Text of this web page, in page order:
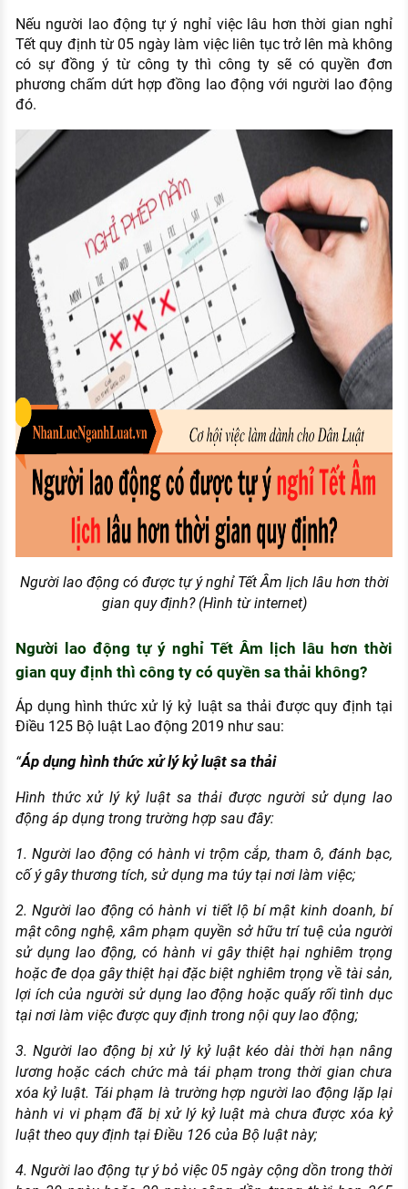
Nếu người lao động tự ý nghỉ việc lâu hơn thời gian nghỉ
Tết quy định từ 05 ngày làm việc liên tục trở lên mà không
có sự đồng ý từ công ty thì công ty sẽ có quyền đơn
phương chấm dứt hợp đồng lao động với người lao động
đó.
Người lao động có được tự ý nghỉ Tết Âm lịch lâu hơn thời
gian quy định? (Hình từ internet)
Người lao động tự ý nghỉ Tết Âm lịch lâu hơn thời
gian quy định thì công ty có quyền sa thải không?
Áp dụng hình thức xử lý kỷ luật sa thải được quy định tại
Điều 125 Bộ luật Lao động 2019 như sau:
“Áp dụng hình thức xử lý kỷ luật sa thải
Hình thức xử lý kỷ luật sa thải được người sử dụng lao
động áp dụng trong trường hợp sau đây:
1. Người lao động có hành vi trộm cắp, tham ô, đánh bạc,
cố ý gây thương tích, sử dụng ma túy tại nơi làm việc;
2. Người lao động có hành vi tiết lộ bí mật kinh doanh, bí
mật công nghệ, xâm phạm quyền sở hữu trí tuệ của người
sử dụng lao động, có hành vi gây thiệt hại nghiêm trọng
hoặc đe dọa gây thiệt hại đặc biệt nghiêm trọng về tài sản,
lợi ích của người sử dụng lao động hoặc quấy rối tình dục
tại nơi làm việc được quy định trong nội quy lao động;
3. Người lao động bị xử lý kỷ luật kéo dài thời hạn nâng
lương hoặc cách chức mà tái phạm trong thời gian chưa
xóa kỷ luật. Tái phạm là trường hợp người lao động lặp lại
hành vi vi phạm đã bị xử lý kỷ luật mà chưa được xóa kỷ
luật theo quy định tại Điều 126 của Bộ luật này;
4. Người lao động tự ý bỏ việc 05 ngày cộng dồn trong thời